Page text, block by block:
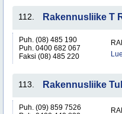
112. Rakennusliike T
Puh. (08) 485 190
Puh. 0400 682 067
Faksi (08) 485 220
113. Rakennusliike
Puh. (09) 859 7526